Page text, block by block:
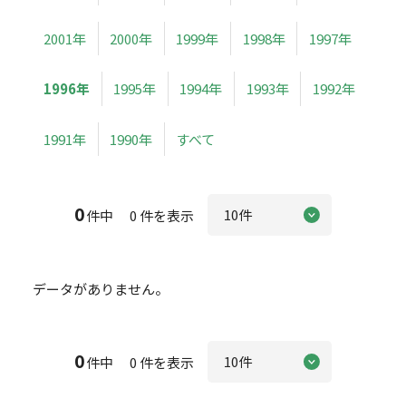
2001年 2000年 1999年 1998年 1997年
1996年 1995年 1994年 1993年 1992年
1991年 1990年 すべて
0件中 0 件を表示
データがありません。
0件中 0 件を表示